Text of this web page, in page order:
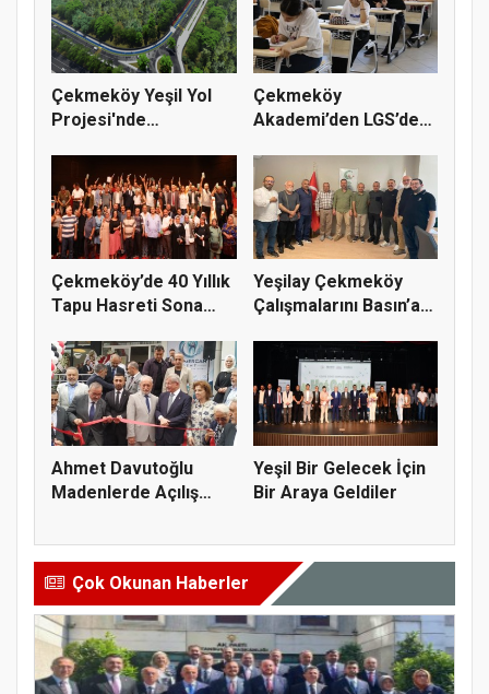
Çekmeköy Yeşil Yol
Projesi'nde
Çekmeköy
Akademi’den LGS’de
Çekmeköy’de 40 Yıllık
Tapu Hasreti Sona
Yeşilay Çekmeköy
Çalışmalarını Basın’a
Ahmet Davutoğlu
Madenlerde Açılış
Yeşil Bir Gelecek İçin
Bir Araya Geldiler
Çok Okunan Haberler